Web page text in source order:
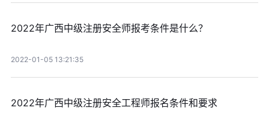
2022年广西中级注册安全师报考条件是什么？
2022-01-05 13:21:35
2022年广西中级注册安全工程师报名条件和要求